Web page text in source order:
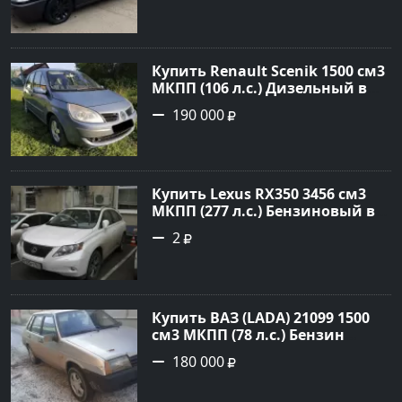
Авторынок23
Купить Renault Scenik 1500 см3
МКПП (106 л.с.) Дизельный в
Белореченск: цвет Голубой
Универсал 2007 года по цене
190 000
Купить Lexus RX350 3456 см3
МКПП (277 л.с.) Бензиновый в
Краснодар: цвет
Перламутрово-белый
№3746 на сайте Авторынок23
2
Купить ВАЗ (LADA) 21099 1500
см3 МКПП (78 л.с.) Бензин
инжектор в Гостагаевская :
цвет Серебряный Седан 2001
180 000